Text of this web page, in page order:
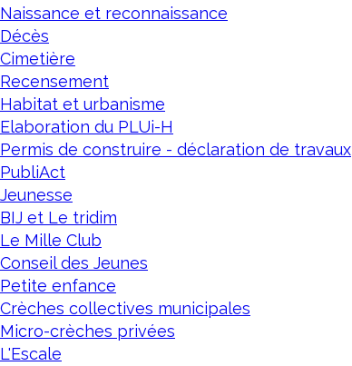
Naissance et reconnaissance
Décès
Cimetière
Recensement
Habitat et urbanisme
Elaboration du PLUi-H
Permis de construire - déclaration de travaux
PubliAct
Jeunesse
BIJ et Le tridim
Le Mille Club
Conseil des Jeunes
Petite enfance
Crèches collectives municipales
Micro-crèches privées
L'Escale